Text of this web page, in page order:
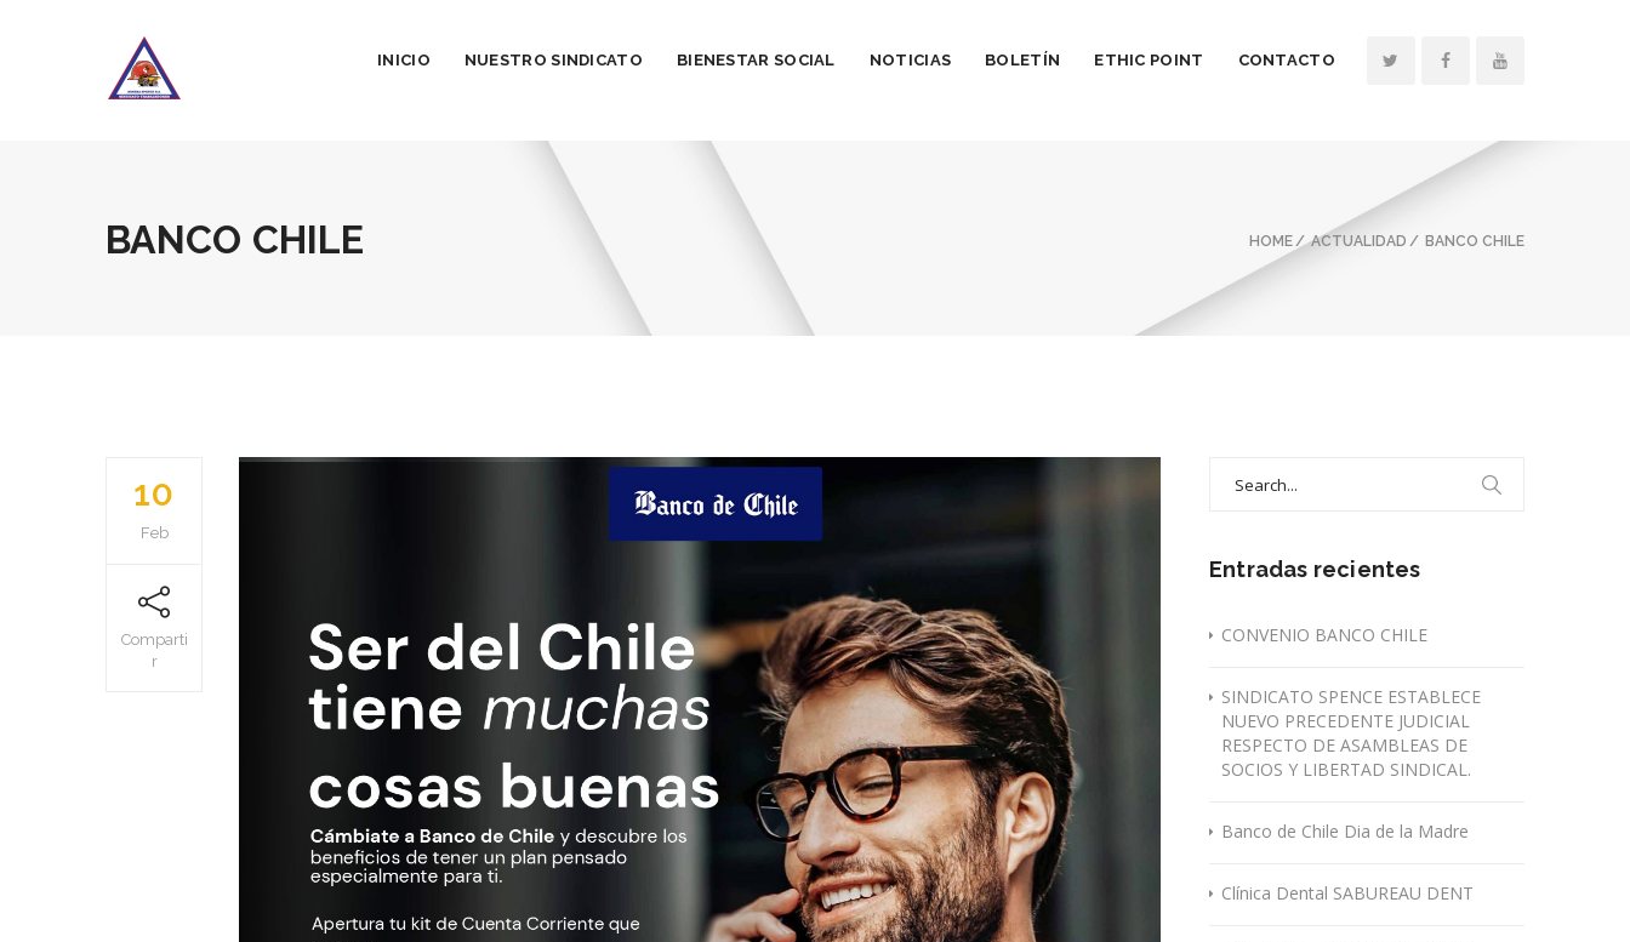
INICIO NUESTRO SINDICATO BIENESTAR SOCIAL NOTICIAS BOLETÍN ETHIC POINT CONTACTO
BANCO CHILE HOME ACTUALIDAD BANCO CHILE
10
Feb
Comparti
r
Entradas recientes
CONVENIO BANCO CHILE
SINDICATO SPENCE ESTABLECE
NUEVO PRECEDENTE JUDICIAL
RESPECTO DE ASAMBLEAS DE
SOCIOS Y LIBERTAD SINDICAL.
Banco de Chile Dia de la Madre
Clínica Dental SABUREAU DENT